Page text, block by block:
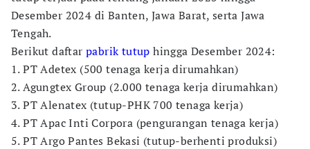
Desember 2024 di Banten, Jawa Barat, serta Jawa
Tengah.
Berikut daftarpabrik tutup hingga Desember 2024:
1. PT Adetex (500 tenaga kerja dirumahkan)
2. Agungtex Group (2.000 tenaga kerja dirumahkan)
3. PT Alenatex (tutup-PHK 700 tenaga kerja)
4. PT Apac Inti Corpora (pengurangan tenaga kerja)
5. PT Argo Pantes Bekasi (tutup-berhenti produksi)